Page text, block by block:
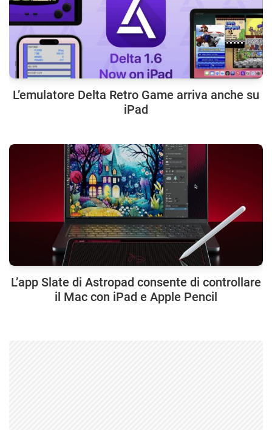
L’emulatore Delta Retro Game arriva anche su
iPad
L’app Slate di Astropad consente di controllare
il Mac con iPad e Apple Pencil